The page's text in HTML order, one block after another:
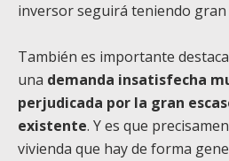
inversor seguirá teniendo gran
También es importante
una demanda insatisfecha
perjudicada por la gran
existente. Y es que
vivienda que hay de forma